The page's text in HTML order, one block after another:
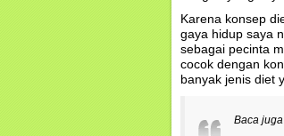
Karena konsep
gaya hidup saya
sebagai pecinta
cocok dengan
banyak jenis diet
Baca